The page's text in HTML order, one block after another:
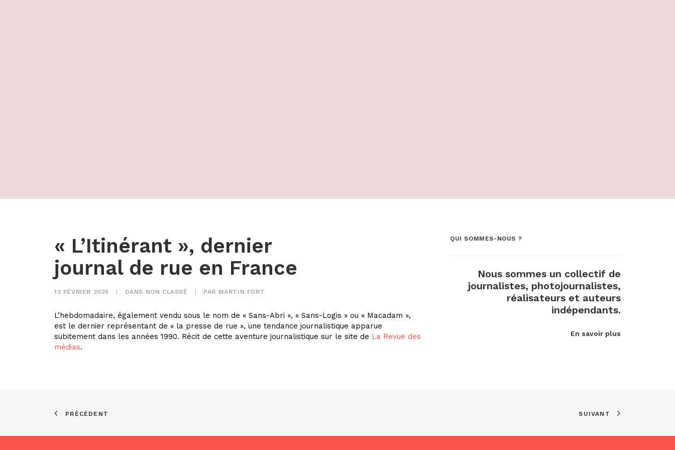
« L’Itinérant », dernier
journal de rue en France
13 FÉVRIER 2025 DANS NON CLASSÉ PAR MARTIN FORT
L’hebdomadaire, également vendu sous le nom de « Sans-Abri », « Sans-Logis » ou « Macadam »,
est le dernier représentant de « la presse de rue », une tendance journalistique apparue
subitement dans les années 1990. Récit de cette aventure journalistique sur le site de La Revue des
médias.
QUI SOMMES-NOUS ?
Nous sommes un collectif de
journalistes, photojournalistes,
réalisateurs et auteurs
indépendants.
En savoir plus
PRÉCÉDENT SUIVANT